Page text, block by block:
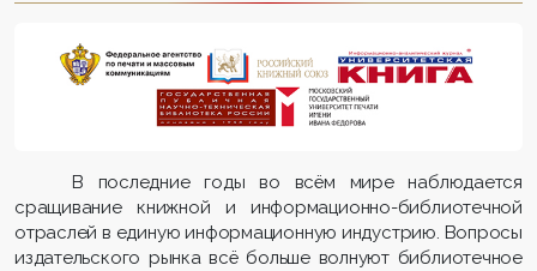
В последние годы во всём мире наблюдается
сращивание книжной и информационно-библиотечной
отраслей в единую информационную индустрию. Вопросы
издательского рынка всё больше волнуют библиотечное